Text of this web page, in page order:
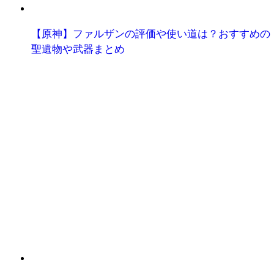
【原神】ファルザンの評価や使い道は？おすすめの
聖遺物や武器まとめ